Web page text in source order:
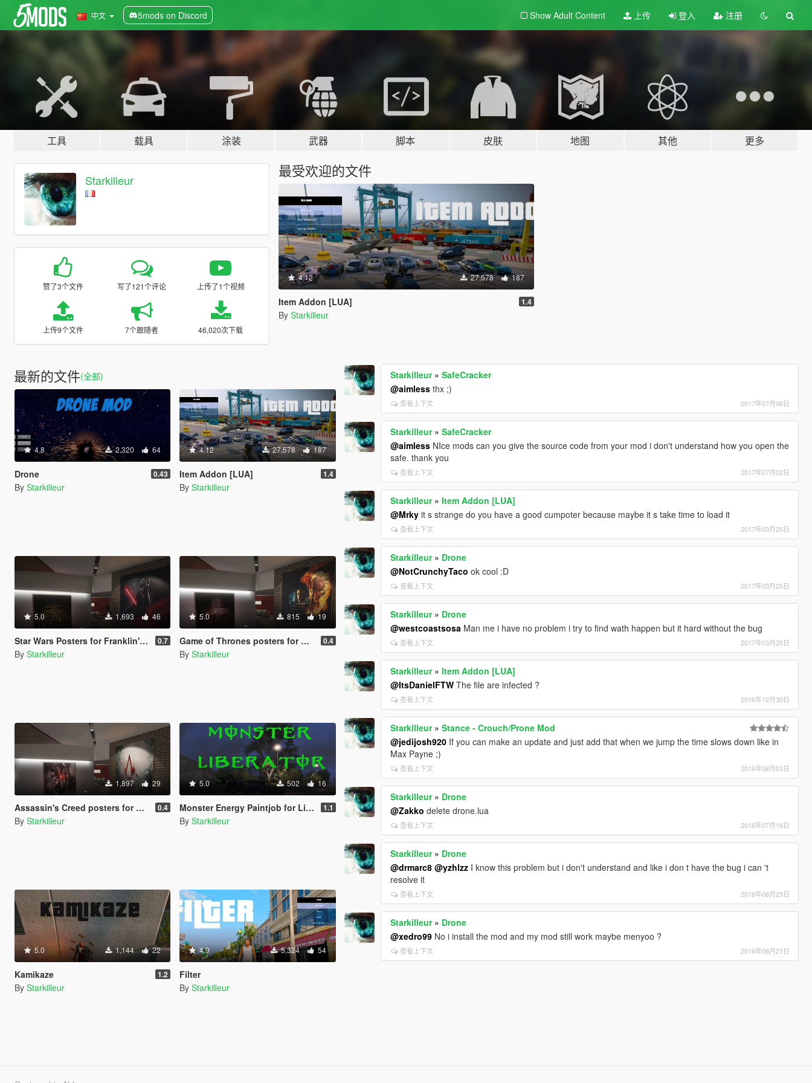
中文 5mods on Discord Show Adult Content 上传 登入 注册
工具 载具 涂装 武器 脚本 皮肤 地图 其他 更多
Starkilleur
赞了3个文件 写了121个评论 上传了1个视频
上传9个文件 7个跟随者 46,020次下载
最受欢迎的文件
4.12 27,578 187
Item Addon [LUA] 1.4
By Starkilleur
最新的文件(全部)
4.8 2,320 64
Drone 0.43
By Starkilleur
4.12 27,578 187
Item Addon [LUA] 1.4
By Starkilleur
5.0 1,693 46
Star Wars Posters for Franklin's House 0.7
By Starkilleur
5.0 815 19
Game of Thrones posters for Franklin's house 0.4
By Starkilleur
1,897 29
Assassin's Creed posters for Franklin's house 0.4
By Starkilleur
5.0 502 16
Monster Energy Paintjob for Liberator 1.1
By Starkilleur
5.0 1,144 22
Kamikaze 1.2
By Starkilleur
4.9 5,324 54
Filter
By Starkilleur
Starkilleur»SafeCracker
@aimless thx ;)
查看上下文 2017年07月06日
Starkilleur»SafeCracker
@aimless NIce mods can you give the source code from your mod i don't understand how you open the
safe. thank you
查看上下文 2017年07月02日
Starkilleur»Item Addon [LUA]
@Mrky it s strange do you have a good cumpoter because maybe it s take time to load it
查看上下文 2017年03月25日
Starkilleur» Drone
@NotCrunchyTaco ok cool :D
查看上下文 2017年03月25日
Starkilleur» Drone
@westcoastsosa Man me i have no problem i try to find wath happen but it hard without the bug
查看上下文 2017年03月25日
Starkilleur»Item Addon [LUA]
@ItsDanielFTW The file are infected ?
查看上下文 2016年12月30日
Starkilleur»Stance - Crouch/Prone Mod
@jedijosh920 If you can make an update and just add that when we jump the time slows down like in
Max Payne ;)
查看上下文 2016年08月03日
Starkilleur» Drone
@Zakko delete drone.lua
查看上下文 2016年07月16日
Starkilleur» Drone
@drmarc8 @yzhlzz I know this problem but i don't understand and like i don t have the bug i can 't
resolve it
查看上下文 2016年06月23日
Starkilleur» Drone
@xedro99 No i install the mod and my mod still work maybe menyoo ?
查看上下文 2016年06月21日